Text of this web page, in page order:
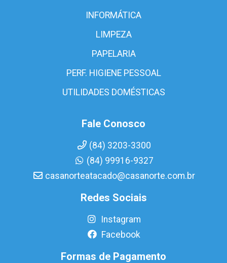
INFORMÁTICA
LIMPEZA
PAPELARIA
PERF. HIGIENE PESSOAL
UTILIDADES DOMÉSTICAS
Fale Conosco
(84) 3203-3300
(84) 99916-9327
casanorteatacado@casanorte.com.br
Redes Sociais
Instagram
Facebook
Formas de Pagamento